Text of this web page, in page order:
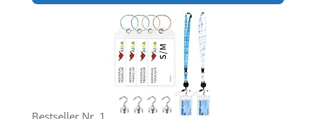
Bestseller Nr. 1